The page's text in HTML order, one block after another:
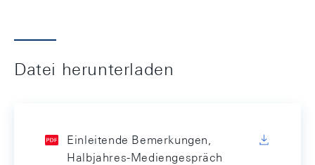
Datei herunterladen
Einleitende Bemerkungen,
Halbjahres-Mediengespräch